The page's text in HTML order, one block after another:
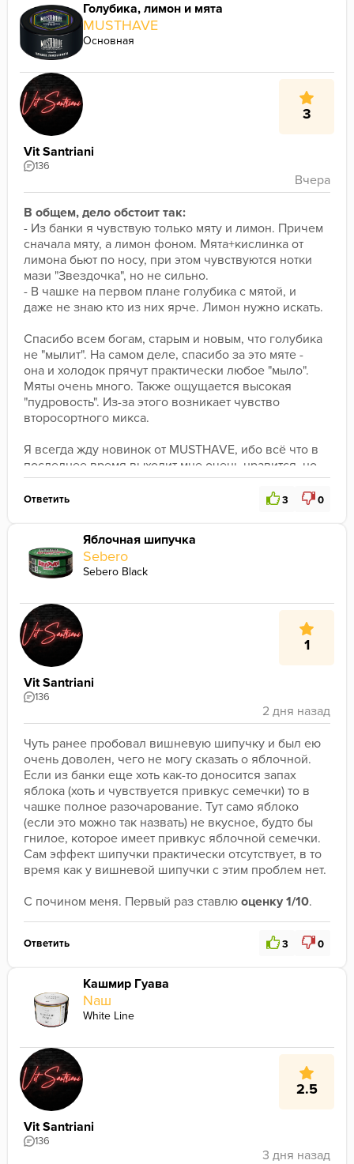
Крепость здесь, по моим личным ощущениям, на
твердую 6/10. Ну, типо, для соло покура больше и
не нужно. Хотя кто-то любит еще бОльшую
крепость.
В миксах (ШТООО?!) данная безароматика служит
связующим элементом и придает чашке приятный
табачный оттенок.
Что по итогу?
Мне понравилось в соло, но еще
Моя оценка - 8/10.
Голубика, лимон и мята
MUSTHAVE
Основная
3
Vit Santriani
136
В общем, дело обстоит так:
- Из банки я чувствую только мяту и лимон. Причем
сначала мяту, а лимон фоном. Мята+кислинка от
лимона бьют по носу, при этом чувствуются нотки
мази "Звездочка", но не сильно.
- В чашке на первом плане голубика с мятой, и
даже не знаю кто из них ярче. Лимон нужно искать.
Спасибо всем богам, старым и новым, что голубика
не "мылит". На самом деле, спасибо за это мяте -
она и холодок прячут практически любое "мыло".
Мяты очень много. Также ощущается высокая
"пудровость". Из-за этого возникает чувство
второсортного микса.
Я всегда жду новинок от MUSTHAVE, ибо всё что в
последнее время выходит мне очень нравится, но
не в этот раз. Может я себя накрутил и ожидал
слишком многого? Не знаю, но именно этот микс не
Ответить 3 0
Яблочная шипучка
Sebero
Sebero Black
1
Vit Santriani
136
Чуть ранее пробовал вишневую шипучку и был ею
очень доволен, чего не могу сказать о яблочной.
Если из банки еще хоть как-то доносится запах
яблока (хоть и чувствуется привкус семечки) то в
чашке полное разочарование. Тут само яблоко
(если это можно так назвать) не вкусное, будто бы
гнилое, которое имеет привкус яблочной семечки.
Сам эффект шипучки практически отсутствует, в то
время как у вишневой шипучки с этим проблем нет.
С почином меня. Первый раз ставлю оценку 1/10.
Ответить 3 0
Кашмир Гуава
Nаш
White Line
2.5
Vit Santriani
136